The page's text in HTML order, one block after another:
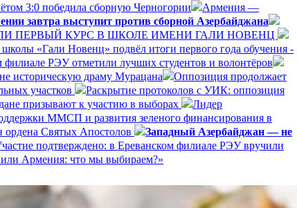
3:0 победила сборную Черногории
Армения —
завтра выступит против сборной Азербайджана
ПЕРВЫЙ КУРС В ШКОЛЕ ИМЕНИ ГАЛИ НОВЕНЦ
«Гали Новенц» подвёл итоги первого года обучения -
филиале РЭУ отметили лучших студентов и волонтёров
историческую драму Мурацана
Оппозиция продолжает
участков
Раскрытие протоколов с УИК: оппозиция
призывают к участию в выборах
Лидер
ММСП и развития зеленого финансирования в
ордена Святых Апостолов
Западный Азербайджан — не
подтверждено: в Ереванском филиале РЭУ вручили
Армения: что мы выбираем?»